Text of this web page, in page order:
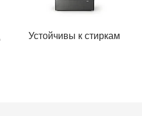
Устойчивы к стиркам